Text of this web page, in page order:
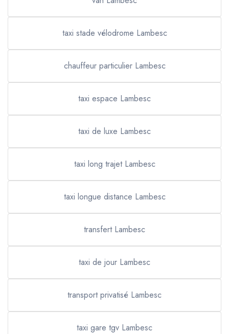
taxi stade vélodrome Lambesc
chauffeur particulier Lambesc
taxi espace Lambesc
taxi de luxe Lambesc
taxi long trajet Lambesc
taxi longue distance Lambesc
transfert Lambesc
taxi de jour Lambesc
transport privatisé Lambesc
taxi gare tgv Lambesc